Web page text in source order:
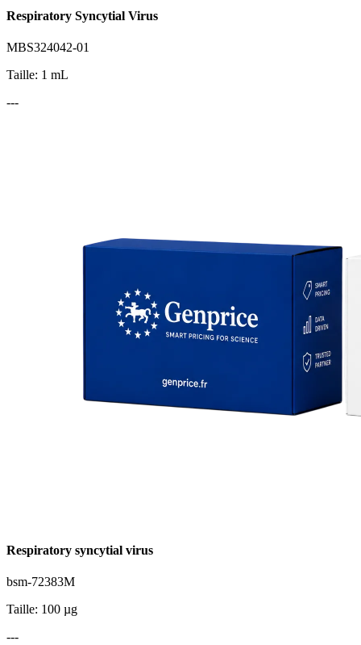
Respiratory Syncytial Virus
MBS324042-01
Taille: 1 mL
---
Respiratory syncytial virus
bsm-72383M
Taille: 100 µg
---